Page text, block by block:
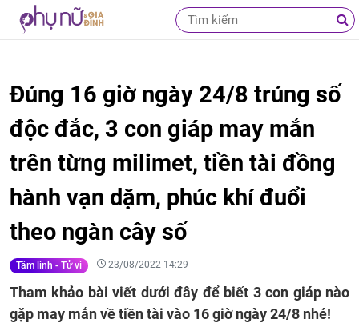
Đúng 16 giờ ngày 24/8 trúng số
độc đắc, 3 con giáp may mắn
trên từng milimet, tiền tài đồng
hành vạn dặm, phúc khí đuổi
theo ngàn cây số
Tâm linh - Tử vi 23/08/2022 14:29
Tham khảo bài viết dưới đây để biết 3 con giáp nào
gặp may mắn về tiền tài vào 16 giờ ngày 24/8 nhé!